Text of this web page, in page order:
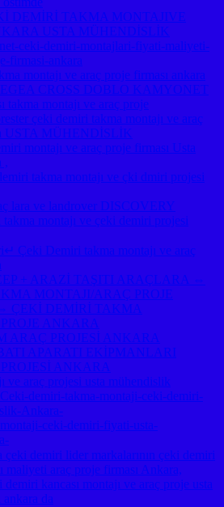
DEMİRİ TAKMA MONTAJIVE
USTA MÜHENDİSLİK
ceki-demiri-montajlari-fiyati-maliyeti-
firmasi-ankara
montajı ve araç proje firması ankara
EGEA CROSS DOBLO KAMYONET
takma montajı ve araç proje
çeki demiri takma montajı ve araç
USTA MÜHENDİSLİK
montajı ve araç proje firması Usta
,
takma montajı ve çki dmiri projesi
lara ve landrover DISCOVERY
montajı ve çeki demiri projesi
Çeki Demiri takma montajı ve araç
+ ARAZİ TAŞITI ARAÇLARA ⇔
MONTAJI/ARAÇ PROJE
ÇEKİ DEMİRİ TAKMA
ANKARA
ARAÇ PROJESİ ANKARA
APARATI EKİPMANLARI
ANKARA
ve araç projesi usta mühendislik
demiri-takma-montaji-ceki-demiri-
Ankara-
ceki-demiri-fiyati-usta-
demiri lider markalarının çeki demiri
maliyeti araç proje firması Ankara,
kancası montajı ve araç proje usta
da